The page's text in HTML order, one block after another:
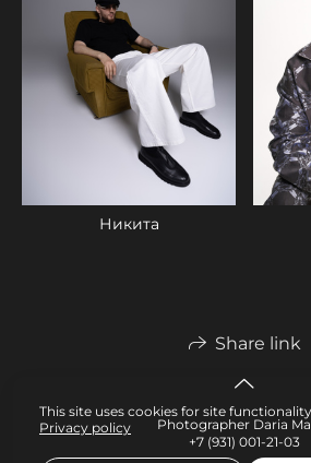
Никита
Share link
Photographer Daria
+7 (931) 001-21-03
This site uses cookies for site
Privacy policy